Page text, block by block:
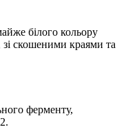
білого кольору
зі скошеними краями та
ферменту,